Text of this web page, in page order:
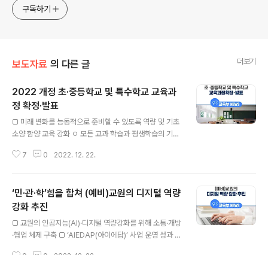
구독하기
보도자료 의 다른 글 더보기
2022 개정 초·중등학교 및 특수학교 교육과
정 확정·발표
□ 미래 변화를 능동적으로 준비할 수 있도록 역량 및 기초
소양 함양 교육 강화 ㅇ 모든 교과 학습과 평생학습의 기반
래를 위한 공동체 역량 강화 및 환경‧생태교육 확대, 디지털
전환 시기에 필요한 학습과 학교생활 적응을 위한 진로연
계교육 도입 ㅇ 학생 맞춤형 과목 선택권 확대, 학습에 대한
성찰과 책임 강화 등 □ 학교 현장의 자율적인 혁신 지원 및
유연한 교육과정으로 개선 ㅇ 학교자율시간으로 지역 연계
교육 및 학교와 학생의 필요에 따른 다양한 선택과목 개설
7 0 2022. 12. 22.
‘민·관·학’힘을 합쳐 (예비)교원의 디지털 역량
강화 추진
□ 교원의 인공지능(AI)·디지털 역량강화를 위해 소통·개방
·협업 체제 구축 □ ‘AIEDAP(아이에답)’ 사업 운영 성과 공